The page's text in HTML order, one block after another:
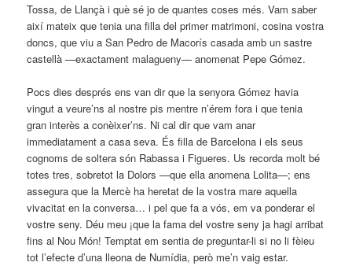
Tossa, de Llançà i què sé jo de quantes coses més. Vam saber
així mateix que tenia una filla del primer matrimoni, cosina vostra
doncs, que viu a San Pedro de Macorís casada amb un sastre
castellà —exactament malagueny— anomenat Pepe Gómez.
Pocs dies després ens van dir que la senyora Gómez havia
vingut a veure’ns al nostre pis mentre n’érem fora i que tenia
gran interès a conèixer’ns. Ni cal dir que vam anar
immediatament a casa seva. És filla de Barcelona i els seus
cognoms de soltera són Rabassa i Figueres. Us recorda molt bé
totes tres, sobretot la Dolors —que ella anomena Lolita—; ens
assegura que la Mercè ha heretat de la vostra mare aquella
vivacitat en la conversa… i pel que fa a vós, em va ponderar el
vostre seny. Déu meu ¡que la fama del vostre seny ja hagi arribat
fins al Nou Món! Temptat em sentia de preguntar-li si no li fèieu
tot l’efecte d’una lleona de Numídia, però me’n vaig estar.